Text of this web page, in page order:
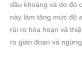
dầu khoáng và do đó
này làm tăng mức độ
rủi ro hỏa hoạn và
ro gián đoạn và